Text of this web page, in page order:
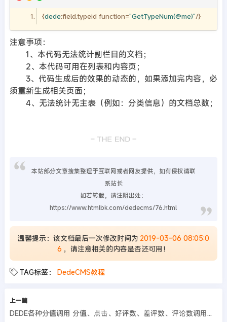
{dede:field.typeid function="GetTypeNum(@me)" /}
注意事项：
1、本代码无法统计副栏目的文档；
2、本代码可用在列表和内容页；
3、代码生成后的效果的动态的，如果添加完内容，必
须重新生成相关页面；
4、无法统计无主表（例如：分类信息）的文档总数；
本站部分文章搜集整理于互联网或者网友提供，如有侵权请联
系站长
如若转载，请注明出处：
https://www.htmlbk.com/dedecms/76.html
温馨提示：该文档最后一次修改时间为 2019-03-06 08:05:0
6 ，请注意相关的内容是否还可用！
TAG标签： DedeCMS教程
上一篇
DEDE各种分值调用 分值、点击、好评数、差评数、评论数调用方法